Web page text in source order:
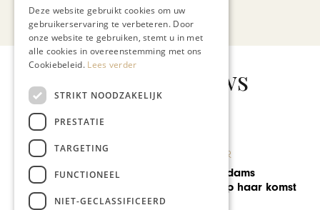
Bekijk alle artikelen
Gerelateerd nieuws
KUNST & CULTUUR
Wednesday Addams
verheugt zich op haar komst
naar Heerlen
Deze website gebruikt cookies om uw
gebruikerservaring te verbeteren. Door
onze website te gebruiken, stemt u in met
alle cookies in overeenstemming met ons
Cookiebeleid. Lees verder
STRIKT NOODZAKELIJK
PRESTATIE
TARGETING
FUNCTIONEEL
NIET-GECLASSIFICEERD